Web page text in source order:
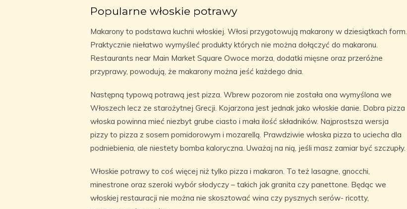
Popularne włoskie potrawy
Makarony to podstawa kuchni włoskiej. Włosi przygotowują makarony w dziesiątkach form.
Praktycznie niełatwo wymyśleć produkty których nie można dołączyć do makaronu.
Restaurants near Main Market Square Owoce morza, dodatki mięsne oraz przeróżne
przyprawy, powodują, że makarony można jeść każdego dnia.
Następną typową potrawą jest pizza. Wbrew pozorom nie została ona wymyślona we
Włoszech lecz ze starożytnej Grecji. Kojarzona jest jednak jako włoskie danie. Dobra pizza
włoska powinna mieć niezbyt grube ciasto i mała ilość składników. Najprostsza wersja
pizzy to pizza z sosem pomidorowym i mozarellą. Prawdziwie włoska pizza to uciecha dla
podniebienia, ale niestety bomba kaloryczna. Uważaj na nią, jeśli masz zamiar być szczupły.
Włoskie potrawy to coś więcej niż tylko pizza i makaron. To też lasagne, gnocchi,
minestrone oraz szeroki wybór słodyczy – takich jak granita czy panettone. Będąc we
włoskiej restauracji nie można nie skosztować wina czy pysznych serów- ricotty,